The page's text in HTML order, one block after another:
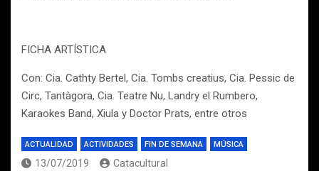
FICHA ARTÍSTICA
Con: Cia. Cathty Bertel, Cia. Tombs creatius, Cia. Pessic de
Circ, Tantàgora, Cia. Teatre Nu, Landry el Rumbero,
Karaokes Band, Xiula y Doctor Prats, entre otros
ACTUALIDAD ACTIVIDADES FIN DE SEMANA MÚSICA
13/07/2019 Catacultural